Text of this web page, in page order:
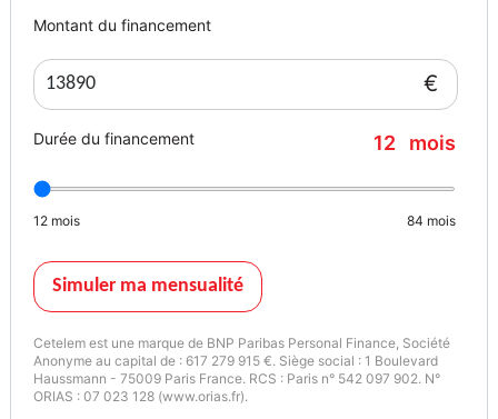
Garantie mécanique
3 mois
Montant du financement
€
Durée du financement 12 mois
12 mois 84 mois
Simuler ma mensualité
Cetelem est une marque de BNP Paribas Personal Finance, Société
Anonyme au capital de : 617 279 915 €. Siège social : 1 Boulevard
Haussmann - 75009 Paris France. RCS : Paris n° 542 097 902. N°
ORIAS : 07 023 128 (www.orias.fr).